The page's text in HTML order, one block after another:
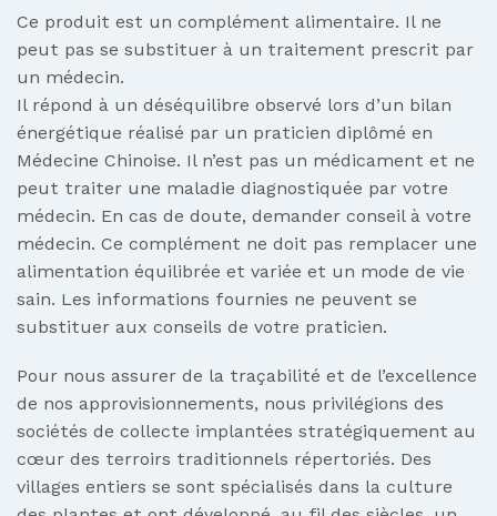
Ce produit est un complément alimentaire. Il ne
peut pas se substituer à un traitement prescrit par
un médecin.
Il répond à un déséquilibre observé lors d’un bilan
énergétique réalisé par un praticien diplômé en
Médecine Chinoise. Il n’est pas un médicament et ne
peut traiter une maladie diagnostiquée par votre
médecin. En cas de doute, demander conseil à votre
médecin. Ce complément ne doit pas remplacer une
alimentation équilibrée et variée et un mode de vie
sain. Les informations fournies ne peuvent se
substituer aux conseils de votre praticien.
Pour nous assurer de la traçabilité et de l’excellence
de nos approvisionnements, nous privilégions des
sociétés de collecte implantées stratégiquement au
cœur des terroirs traditionnels répertoriés. Des
villages entiers se sont spécialisés dans la culture